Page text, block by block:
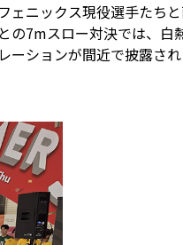
ェニックス現役選手たち
の7mスロー対決では、白
ーションが間近で披露さ